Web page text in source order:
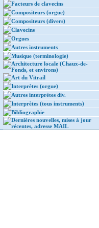
Facteurs de clavecins
Compositeurs (orgue)
Compositeurs (divers)
Clavecins
Orgues
Autres instruments
Musique (terminologie)
Architecture locale (Chaux-de-
Fonds, et environs)
Art du Vitrail
Interprètes (orgue)
Autres interprètes div.
Interprètes (tous instruments)
Bibliographie
Dernières nouvelles, mises à jour
récentes, adresse MAIL